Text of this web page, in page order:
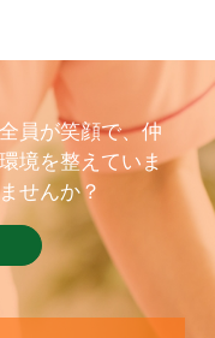
員が笑顔で、仲
境を整えていま
せんか？